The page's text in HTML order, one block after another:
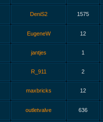
DeniS2 1575
EugeneW 12
jantjes 1
R_911 2
maxbricks 12
outletvalve 636